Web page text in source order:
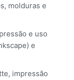
molduras e
e uso
e
impressão